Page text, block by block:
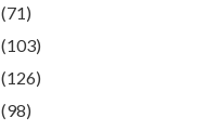
(71)
(103)
(126)
(98)